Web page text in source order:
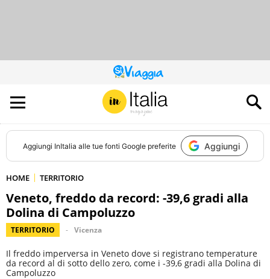
QUESTO
SITO
CONTRIBUISCE
ALL’AUDIENCE
DI
Aggiungi InItalia alle tue fonti Google preferite Aggiungi
HOME TERRITORIO
Veneto, freddo da record: -39,6 gradi alla
Dolina di Campoluzzo
TERRITORIO Vicenza
Il freddo imperversa in Veneto dove si registrano temperature
da record al di sotto dello zero, come i -39,6 gradi alla Dolina di
Campoluzzo